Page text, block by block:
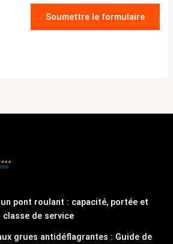
Soumettre le formulaire
pont roulant : capacité, portée et
classe de service
grues antidéflagrantes : Guide de